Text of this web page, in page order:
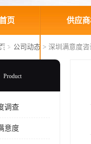
页 供应
式
> 公司动态 > 深圳满意度
Product
调查
意度